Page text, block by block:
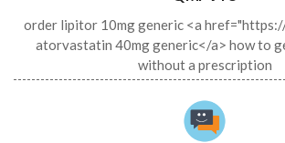
order lipitor 10mg generic <a
atorvastatin 40mg generic</a> how to
without a prescription